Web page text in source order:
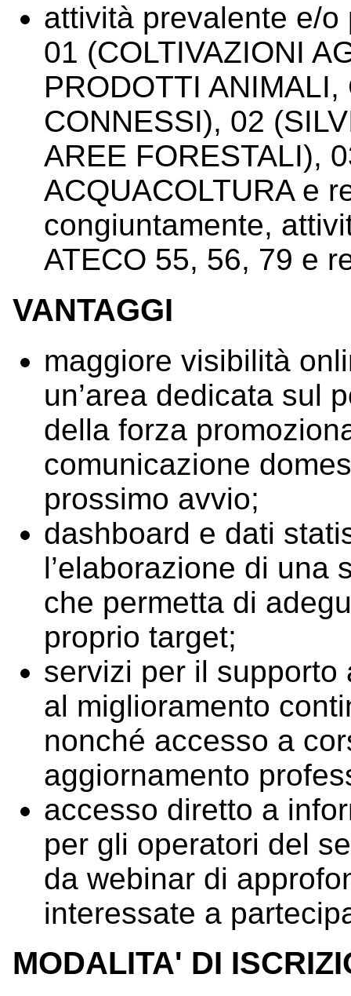
attività prevalente e/o
01 (COLTIVAZIONI
PRODOTTI
CONNESSI), 02
AREE FORESTALI),
ACQUACOLTURA e
congiuntamente,
ATECO 55, 56, 79 e
VANTAGGI
maggiore visibilità
un’area dedicata sul
della forza
comunicazione
prossimo avvio;
dashboard e dati
l’elaborazione di una
che permetta di
proprio target;
servizi per il
al miglioramento
nonché accesso a
aggiornamento
accesso diretto a
per gli operatori del
da webinar di
interessate a
MODALITA' DI